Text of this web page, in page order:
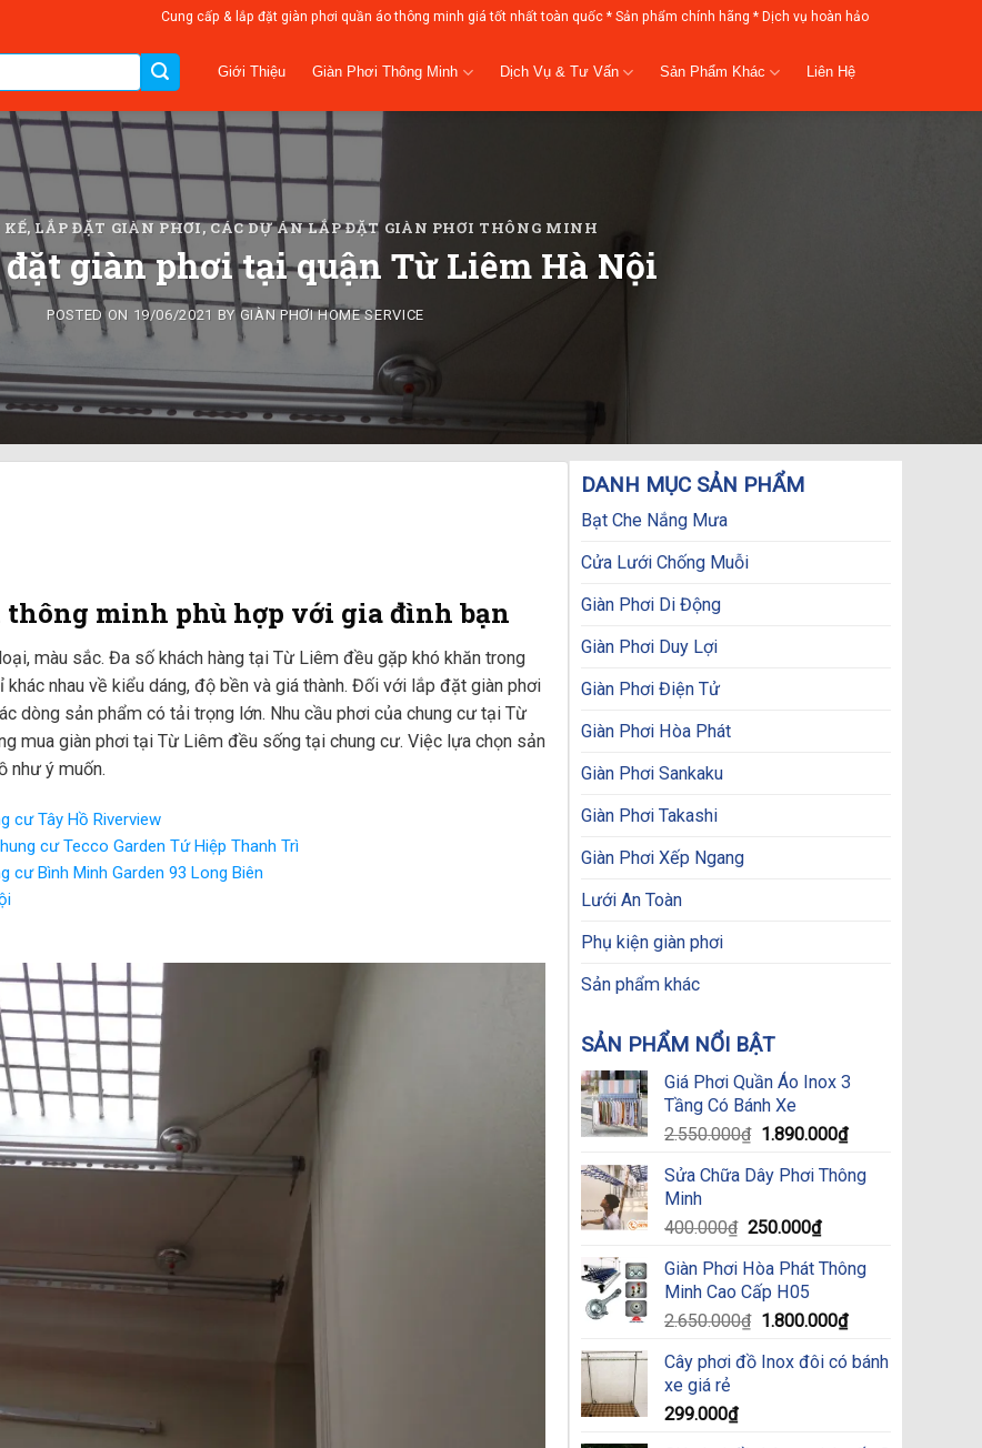
Cung cấp & lắp đặt giàn phơi quần áo thông minh giá tốt nhất toàn quốc * Sản phẩm chính hãng * Dịch vụ hoàn hảo
Giới Thiệu Giàn Phơi Thông Minh Dịch Vụ & Tư Vấn Sản Phẩm Khác Liên Hệ
LẮP ĐẶT GIÀN PHƠI,CÁC DỰ ÁN LẮP ĐẶT GIÀN PHƠI THÔNG MINH
giàn phơi tại quận Từ Liêm Hà Nội
POSTED ON 19/06/2021 BY GIÀN PHƠI HOME SERVICE
minh phù hợp với gia đình bạn
màu sắc. Đa số khách hàng tại Từ Liêm đều gặp khó khăn trong
khác nhau về kiểu dáng, độ bền và giá thành. Đối với lắp đặt giàn phơi
dòng sản phẩm có tải trọng lớn. Nhu cầu phơi của chung cư tại Từ
mua giàn phơi tại Từ Liêm đều sống tại chung cư. Việc lựa chọn sản
như ý muốn.
cư Tây Hồ Riverview
cư Tecco Garden Tứ Hiệp Thanh Trì
cư Bình Minh Garden 93 Long Biên
DANH MỤC SẢN PHẨM
Bạt Che Nắng Mưa
Cửa Lưới Chống Muỗi
Giàn Phơi Di Động
Giàn Phơi Duy Lợi
Giàn Phơi Điện Tử
Giàn Phơi Hòa Phát
Giàn Phơi Sankaku
Giàn Phơi Takashi
Giàn Phơi Xếp Ngang
Lưới An Toàn
Phụ kiện giàn phơi
Sản phẩm khác
SẢN PHẨM NỔI BẬT
Giá Phơi Quần Áo Inox 3
Tầng Có Bánh Xe
2.550.000₫ Original
was:
1.890.000₫Current
is:
Sửa Chữa Dây Phơi Thông
Minh
400.000₫ Original
was:
400.000₫.
250.000₫Current
is:
Giàn Phơi Hòa Phát Thông
Minh Cao Cấp H05
2.650.000₫ Original
was:
1.800.000₫Current
is:
Cây phơi đồ Inox đôi có bánh
xe giá rẻ
299.000₫